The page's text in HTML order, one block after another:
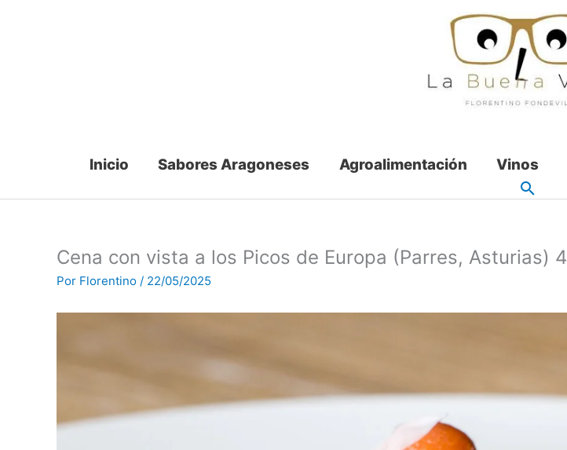
Inicio Sabores Aragoneses Agroalimentación Vinos
Cena con vista a los Picos de Europa (Parres, Asturias) 4
Por Florentino / 22/05/2025